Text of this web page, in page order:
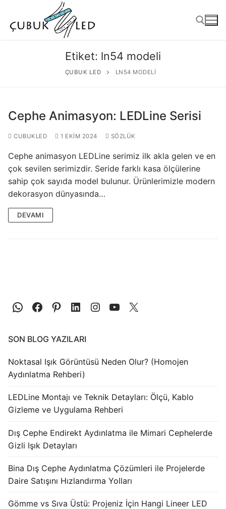
ANASAYFA
ÜRÜNLER
LED Modüller
Sabit Gerilim Şerit LED
Sabit Gerilim Çubuk LED
Sabit Akım Çubuk LED
LED Profilleri
Işık Kontrol Sistemleri
Etiket: ln54 modeli
ÇUBUK LED LN54 MODELI
Cephe Animasyon: LEDLine Serisi
CUBUKLED 1 EKIM 2024 SÖZLÜK
Cephe animasyon LEDLine serimiz ilk akla gelen ve en
çok sevilen serimizdir. Seride farklı kasa ölçülerine
sahip çok sayıda model bulunur. Ürünlerimizle modern
dekorasyon dünyasında…
DEVAMI
SON BLOG YAZILARI
Noktasal Işık Görüntüsü Neden Olur? (Homojen
Aydınlatma Rehberi)
LEDLine Montajı ve Teknik Detayları: Ölçü, Kablo
Gizleme ve Uygulama Rehberi
Dış Cephe Endirekt Aydınlatma ile Mimari Cephelerde
Gizli Işık Detayları
Bina Dış Cephe Aydınlatma Çözümleri ile Projelerde
Daire Satışını Hızlandırma Yolları
Gömme vs Sıva Üstü: Projeniz İçin Hangi Lineer LED